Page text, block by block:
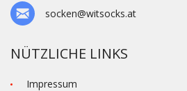
socken@witsocks.at
NÜTZLICHE LINKS
Impressum